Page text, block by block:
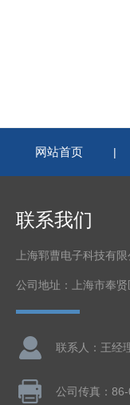
网站首页 |
联系我们
上海郓曹电子科技有限
公司地址：上海市奉
联系人：王经
公司传真：